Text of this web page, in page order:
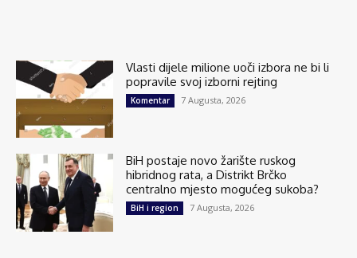
Vlasti dijele milione uoči izbora ne bi li
popravile svoj izborni rejting
Komentar 7 Augusta, 2026
BiH postaje novo žarište ruskog
hibridnog rata, a Distrikt Brčko
centralno mjesto mogućeg sukoba?
BiH i region 7 Augusta, 2026